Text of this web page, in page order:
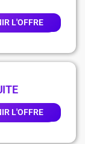
L'OFFRE
L'OFFRE